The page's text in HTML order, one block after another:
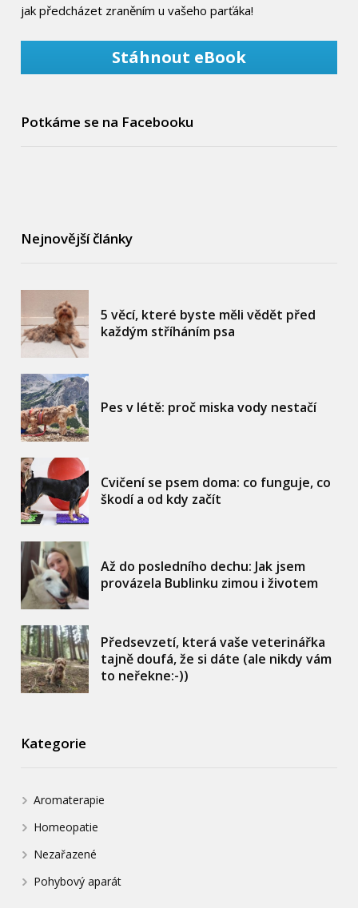
jak předcházet zraněním u vašeho parťáka!
Stáhnout eBook
Potkáme se na Facebooku
Nejnovější články
5 věcí, které byste měli vědět před
každým stříháním psa
Pes v létě: proč miska vody nestačí
Cvičení se psem doma: co funguje, co
škodí a od kdy začít
Až do posledního dechu: Jak jsem
provázela Bublinku zimou i životem
Předsevzetí, která vaše veterinářka
tajně doufá, že si dáte (ale nikdy vám
to neřekne:-))
Kategorie
Aromaterapie
Homeopatie
Nezařazené
Pohybový aparát